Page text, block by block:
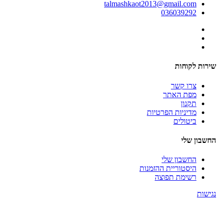
talmashkaot2013@gmail.com
036039292
שירות לקוחות
צרו קשר
מפת האתר
תקנון
מדיניות הפרטיות
ביטולים
החשבון שלי
החשבון שלי
היסטוריית ההזמנות
רשימת תפוצה
נגישות